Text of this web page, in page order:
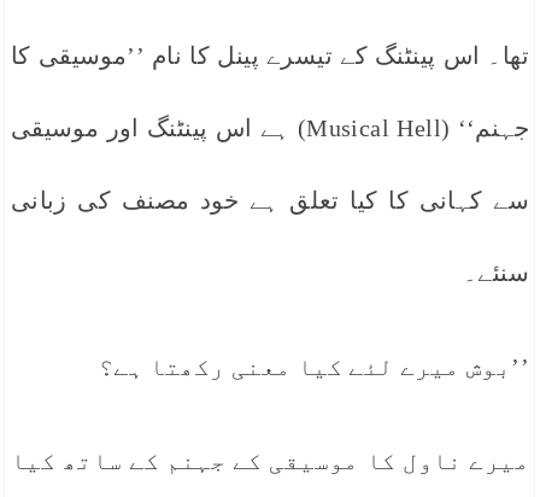
تھا۔ اس پینٹنگ کے تیسرے پینل کا نام ’’موسیقی کا
جہنم‘‘ (Musical Hell) ہے اس پینٹنگ اور موسیقی
سے کہانی کا کیا تعلق ہے خود مصنف کی زبانی
سنئے۔
’’بوش میرے لئے کیا معنی رکھتا ہے؟
میرے ناول کا موسیقی کے جہنم کے ساتھ کیا